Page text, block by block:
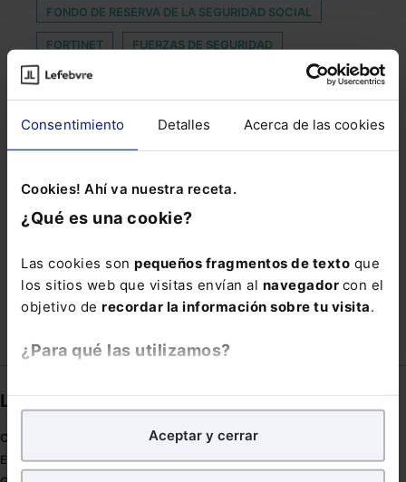
Consentimiento Detalles Acerca de las cookies
Cookies! Ahí va nuestra receta.
¿Qué es una cookie?
Las cookies son pequeños fragmentos de texto que
los sitios web que visitas envían al navegador con el
objetivo de recordar la información sobre tu visita.
¿Para qué las utilizamos?
analíticospara tratar demejorar tu experienciaen
nuestra página web. También con fines publicitarios,
para poder mostrarte publicidad y contenidos de tu
Aceptar y cerrar
FONDO DE RESERVA DE LA SEGURIDAD SOCIAL
FORTINET FUERZAS DE SEGURIDAD
INTELIGENICA ARTIFICIAL IRON MOUNTAIN
SPAIN LEGAL EXPO STREET VIEW
TRÁFICO BIENES
Links directos
Coronavirus
Estudio de salud abogacía